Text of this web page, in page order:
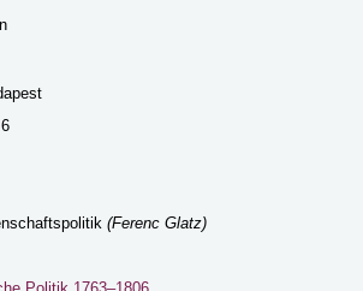
(Ferenc Glatz)